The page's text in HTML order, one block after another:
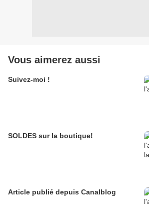
Vous aimerez aussi
Suivez-moi !
SOLDES sur la boutique!
Article publié depuis Canalblog